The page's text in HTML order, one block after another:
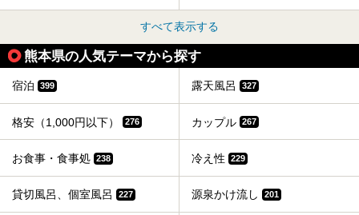
すべて表示する
熊本県の人気テーマから探す
宿泊 399 露天風呂 327
格安（1,000円以下） 276 カップル 267
お食事・食事処 238 冷え性 229
貸切風呂、個室風呂 227 源泉かけ流し 201